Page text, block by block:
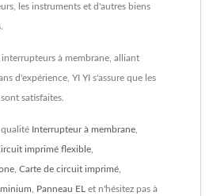
les instruments et d'autres biens
à membrane, alliant
d'expérience, YI YI s'assure que les
satisfaites.
Interrupteur à membrane
imprimé flexible
Carte de circuit imprimé
Panneau EL et n'hésitez pas à